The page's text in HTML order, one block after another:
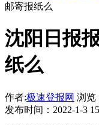
邮寄报纸么
沈阳日报
纸么
作者:极速登报网 浏览
发布时间：2022-1-3